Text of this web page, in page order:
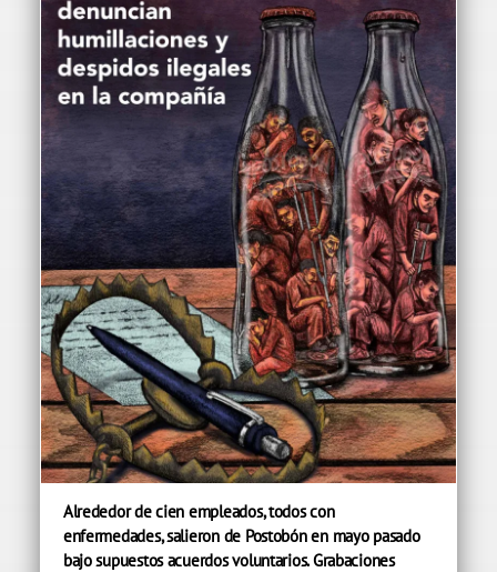
Alrededor de cien empleados, todos con
enfermedades, salieron de Postobón en mayo pasado
bajo supuestos acuerdos voluntarios. Grabaciones